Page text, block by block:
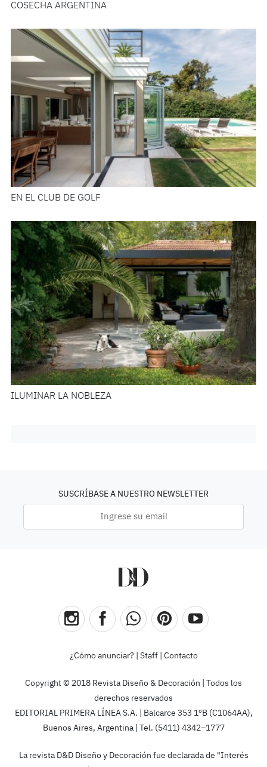
COSECHA ARGENTINA
EN EL CLUB DE GOLF
ILUMINAR LA NOBLEZA
SUSCRÍBASE A NUESTRO NEWSLETTER
¿Cómo anunciar? Staff| Contacto
Copyright © 2018 Revista Diseño & Decoración | Todos los
derechos reservados
EDITORIAL PRIMERA LÍNEA S.A. | Balcarce 353 1ºB (C1064AA),
Buenos Aires, Argentina | Tel. (5411) 4342–1777
La revista D&D Diseño y Decoración fue declarada de "Interés